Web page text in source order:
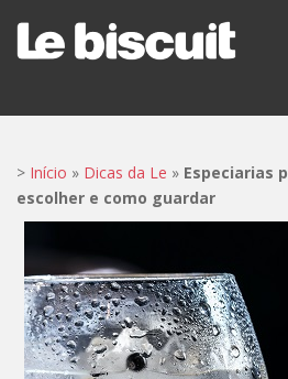
t
> Início » Dicas da Le » Especiarias
escolher e como guardar